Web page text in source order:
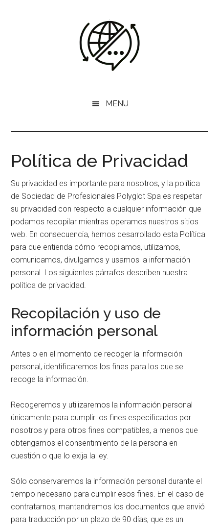
Traducciones
Chile
MENU
Política de Privacidad
Su privacidad es importante para nosotros, y la política
de Sociedad de Profesionales Polyglot Spa es respetar
su privacidad con respecto a cualquier información que
podamos recopilar mientras operamos nuestros sitios
web. En consecuencia, hemos desarrollado esta Política
para que entienda cómo recopilamos, utilizamos,
comunicamos, divulgamos y usamos la información
personal. Los siguientes párrafos describen nuestra
política de privacidad.
Recopilación y uso de
información personal
Antes o en el momento de recoger la información
personal, identificaremos los fines para los que se
recoge la información.
Recogeremos y utilizaremos la información personal
únicamente para cumplir los fines especificados por
nosotros y para otros fines compatibles, a menos que
obtengamos el consentimiento de la persona en
cuestión o que lo exija la ley.
Sólo conservaremos la información personal durante el
tiempo necesario para cumplir esos fines. En el caso de
contratarnos, mantendremos los documentos que envió
para traducción por un plazo de 90 días, que es un